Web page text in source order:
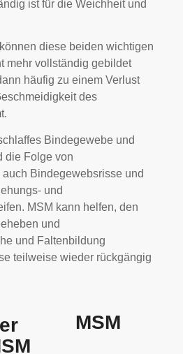
ist für die Weichheit und
diese beiden wichtigen
mehr vollständig gebildet
häufig zu einem Verlust
des
Bindegewebe und
die Folge von
Bindegewebsrisse und
und
MSM kann helfen, den
und
und Faltenbildung
teilweise wieder rückgängig
MSM